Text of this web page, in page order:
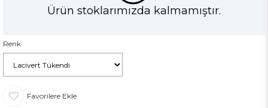
Ürün stoklarımızda kalmamıştır.
Renk
Favorilere Ekle